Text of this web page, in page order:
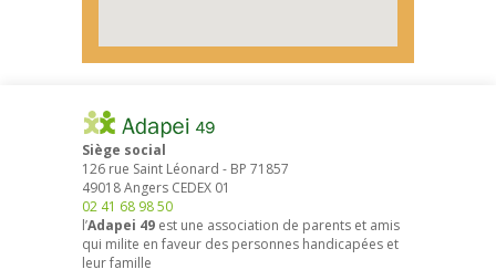
Siège social
126 rue Saint Léonard - BP 71857
49018Angers CEDEX 01
02 41 68 98 50
l’Adapei 49 est une association de parents et amis
qui milite en faveur des personnes handicapées et
leur famille